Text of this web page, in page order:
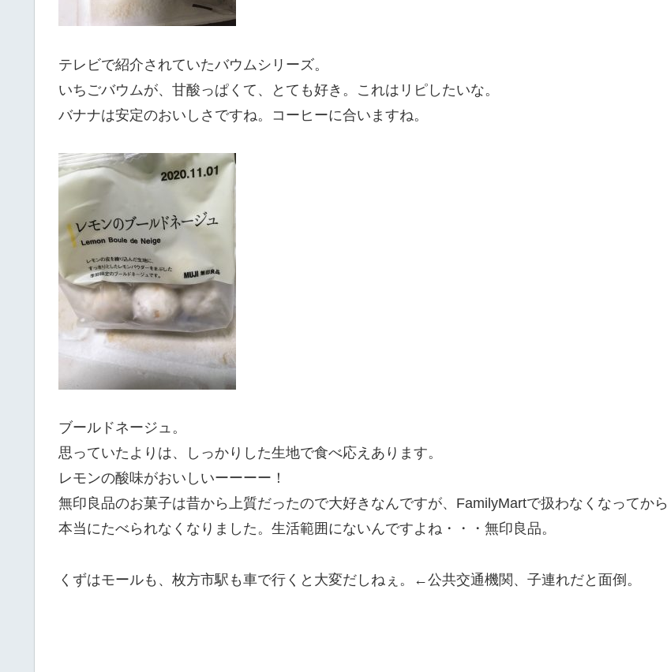
テレビで紹介されていたバウムシリーズ。
いちごバウムが、甘酸っぱくて、とても好き。これはリピしたいな。
バナナは安定のおいしさですね。コーヒーに合いますね。
ブールドネージュ。
思っていたよりは、しっかりした生地で食べ応えあります。
レモンの酸味がおいしいーーーー！
無印良品のお菓子は昔から上質だったので大好きなんですが、FamilyMartで扱わなくなってから
本当にたべられなくなりました。生活範囲にないんですよね・・・無印良品。
くずはモールも、枚方市駅も車で行くと大変だしねぇ。←公共交通機関、子連れだと面倒。